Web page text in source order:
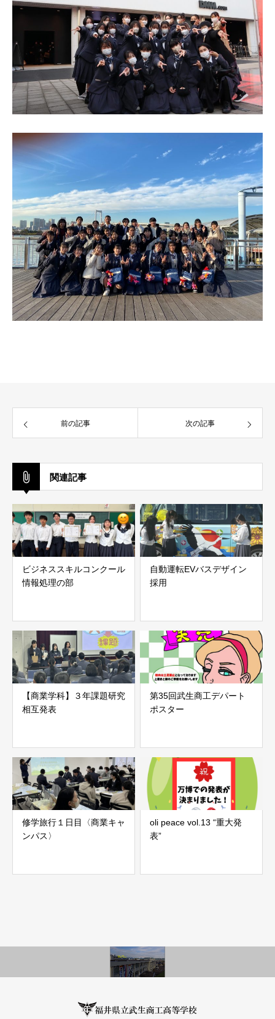
前の記事 次の記事
関連記事
ビジネススキルコンクール
情報処理の部
自動運転EVバスデザイン
採用
【商業学科】３年課題研究
相互発表
第35回武生商工デパート
ポスター
修学旅行１日目〈商業キャ
ンパス〉
oli peace vol.13 “重大発
表”